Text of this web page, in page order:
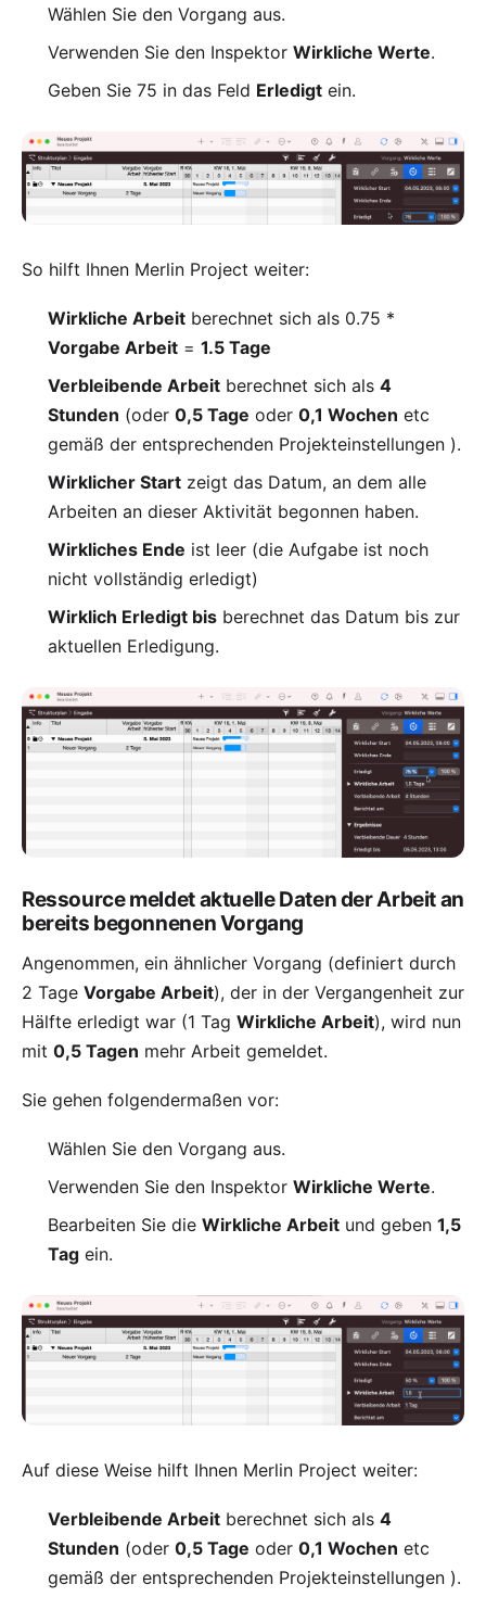
Wählen Sie den Vorgang aus.
Verwenden Sie den Inspektor Wirkliche Werte.
Geben Sie 75 in das Feld Erledigt ein.
So hilft Ihnen Merlin Project weiter:
Wirkliche Arbeit berechnet sich als 0.75 *
Vorgabe Arbeit = 1.5 Tage
Verbleibende Arbeit berechnet sich als 4
Stunden (oder 0,5 Tage oder 0,1 Wochen etc
gemäß der entsprechenden Projekteinstellungen ).
Wirklicher Start zeigt das Datum, an dem alle
Arbeiten an dieser Aktivität begonnen haben.
Wirkliches Ende ist leer (die Aufgabe ist noch
nicht vollständig erledigt)
Wirklich Erledigt bis berechnet das Datum bis zur
aktuellen Erledigung.
Ressource meldet aktuelle Daten der Arbeit an
bereits begonnenen Vorgang
Angenommen, ein ähnlicher Vorgang (definiert durch
2 Tage Vorgabe Arbeit), der in der Vergangenheit zur
Hälfte erledigt war (1 Tag Wirkliche Arbeit), wird nun
mit 0,5 Tagen mehr Arbeit gemeldet.
Sie gehen folgendermaßen vor:
Wählen Sie den Vorgang aus.
Verwenden Sie den Inspektor Wirkliche Werte.
Bearbeiten Sie die Wirkliche Arbeit und geben 1,5
Tag ein.
Auf diese Weise hilft Ihnen Merlin Project weiter:
Verbleibende Arbeit berechnet sich als 4
Stunden (oder 0,5 Tage oder 0,1 Wochen etc
gemäß der entsprechenden Projekteinstellungen ).